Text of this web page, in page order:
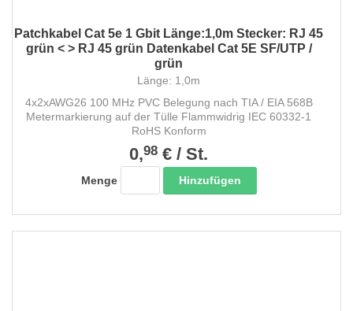
Patchkabel Cat 5e 1 Gbit Länge:1,0m Stecker: RJ 45
grün < > RJ 45 grün Datenkabel Cat 5E SF/UTP /
grün
Länge: 1,0m
4x2xAWG26 100 MHz PVC Belegung nach TIA / EIA 568B
Metermarkierung auf der Tülle Flammwidrig IEC 60332-1
RoHS Konform
0,98 € / St.
Menge Hinzufügen